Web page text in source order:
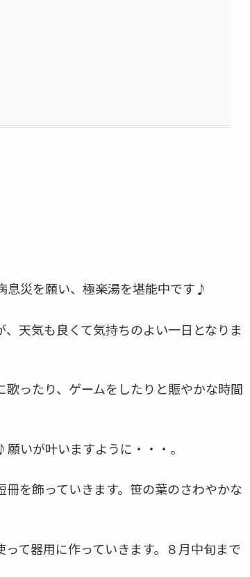
息災を願い、極楽湯を堪能中です♪
天気も良くて気持ちのよい一日となりま
ったり、ゲームをしたりと賑やかな時間
いが叶いますように・・・。
を飾っていきます。笹の葉のさわやかな
て器用に作っていきます。８月中旬まで